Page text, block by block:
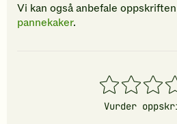
Vi kan også anbefale
pannekaker.
1
stjerner
2
stjerner
3
4
Vurder